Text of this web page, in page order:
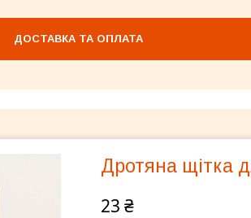
ДОСТАВКА ТА ОПЛАТА
Дротяна щітка
23 ₴